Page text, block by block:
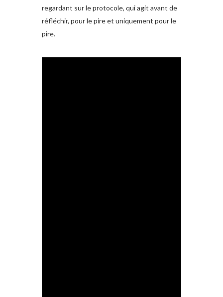
regardant sur le protocole, qui agit avant de
réfléchir, pour le pire et uniquement pour le
pire.